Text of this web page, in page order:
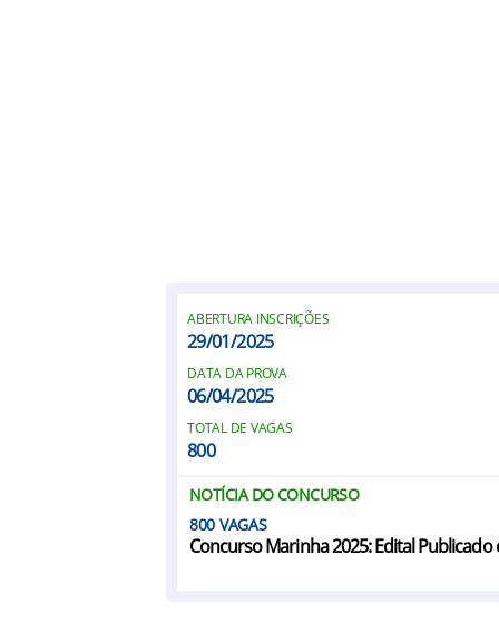
ABERTURA INSCRIÇÕES
29/01/2025
DATA DA PROVA
06/04/2025
TOTAL DE VAGAS
800
NOTÍCIA DO CONCURSO
800
Concurso Marinha 2025: Edital Publicado